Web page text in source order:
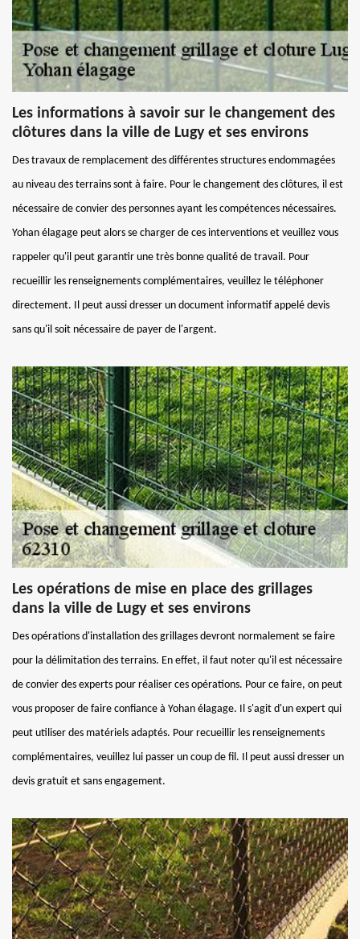
Les informations à savoir sur le changement des
clôtures dans la ville de Lugy et ses environs
Des travaux de remplacement des différentes structures endommagées
au niveau des terrains sont à faire. Pour le changement des clôtures, il est
nécessaire de convier des personnes ayant les compétences nécessaires.
Yohan élagage peut alors se charger de ces interventions et veuillez vous
rappeler qu'il peut garantir une très bonne qualité de travail. Pour
recueillir les renseignements complémentaires, veuillez le téléphoner
directement. Il peut aussi dresser un document informatif appelé devis
sans qu'il soit nécessaire de payer de l'argent.
Les opérations de mise en place des grillages
dans la ville de Lugy et ses environs
Des opérations d'installation des grillages devront normalement se faire
pour la délimitation des terrains. En effet, il faut noter qu'il est nécessaire
de convier des experts pour réaliser ces opérations. Pour ce faire, on peut
vous proposer de faire confiance à Yohan élagage. Il s'agit d'un expert qui
peut utiliser des matériels adaptés. Pour recueillir les renseignements
complémentaires, veuillez lui passer un coup de fil. Il peut aussi dresser un
devis gratuit et sans engagement.